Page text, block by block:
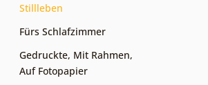
Stillleben
Fürs Schlafzimmer
Gedruckte, Mit Rahmen,
Auf Fotopapier